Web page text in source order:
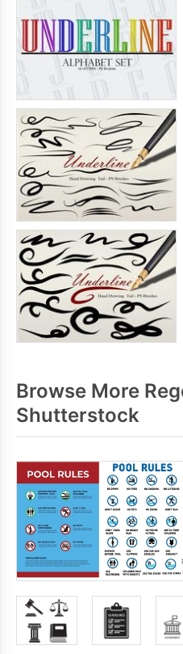
Browse More
Shutterstock